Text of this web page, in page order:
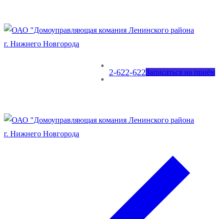
2-622-622Записаться на приём